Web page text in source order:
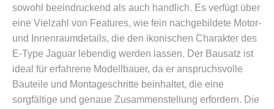
sowohl beeindruckend als auch handlich. Es verfügt über
eine Vielzahl von Features, wie fein nachgebildete Motor-
und Innenraumdetails, die den ikonischen Charakter des
E-Type Jaguar lebendig werden lassen. Der Bausatz ist
ideal für erfahrene Modellbauer, da er anspruchsvolle
Bauteile und Montageschritte beinhaltet, die eine
sorgfältige und genaue Zusammenstellung erfordern. Die